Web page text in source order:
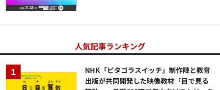
人気記事ランキング
NHK「ピタゴラスイッチ」制作陣と教育
出版が共同開発した映像教材「目で見る